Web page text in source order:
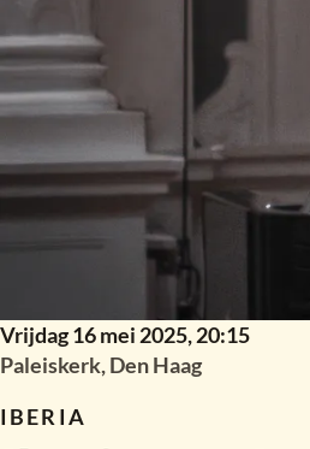
Vrijdag 16 mei 2025,20:15
Paleiskerk, Den Haag
IBERIA